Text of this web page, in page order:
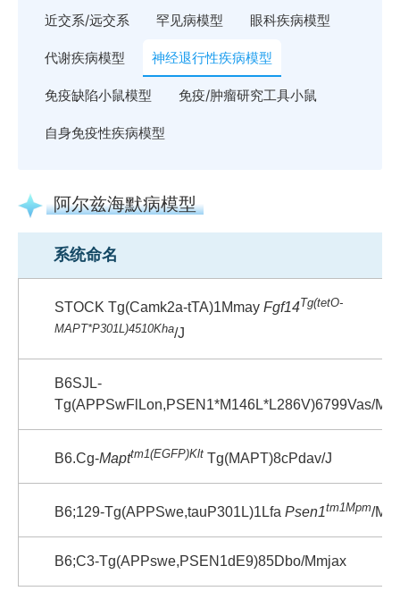
近交系/远交系 罕见病模型 眼科疾病模型
代谢疾病模型 神经退行性疾病模型
免疫缺陷小鼠模型 免疫/肿瘤研究工具小鼠
自身免疫性疾病模型
阿尔兹海默病模型
系统命名
STOCK Tg(Camk2a-tTA)1Mmay Fgf14Tg(tetO-
MAPT*P301L)4510Kha/J
B6SJL-
Tg(APPSwFlLon,PSEN1*M146L*L286V)6799Vas/
B6.Cg-Mapttm1(EGFP)Klt Tg(MAPT)8cPdav/J
B6;129-Tg(APPSwe,tauP301L)1Lfa Psen1tm1Mpm/
B6;C3-Tg(APPswe,PSEN1dE9)85Dbo/Mmjax